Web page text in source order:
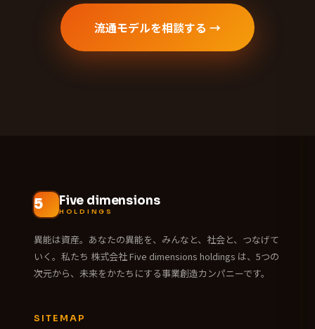
流通モデルを相談する →
Five dimensions
HOLDINGS
異能は資産。あなたの異能を、みんなと、社会と、つなげて
いく。私たち 株式会社 Five dimensions holdings は、5つの
次元から、未来をかたちにする事業創造カンパニーです。
SITEMAP